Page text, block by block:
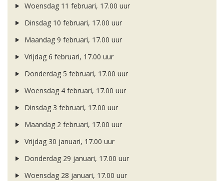
Woensdag 11 februari, 17.00 uur
Dinsdag 10 februari, 17.00 uur
Maandag 9 februari, 17.00 uur
Vrijdag 6 februari, 17.00 uur
Donderdag 5 februari, 17.00 uur
Woensdag 4 februari, 17.00 uur
Dinsdag 3 februari, 17.00 uur
Maandag 2 februari, 17.00 uur
Vrijdag 30 januari, 17.00 uur
Donderdag 29 januari, 17.00 uur
Woensdag 28 januari, 17.00 uur